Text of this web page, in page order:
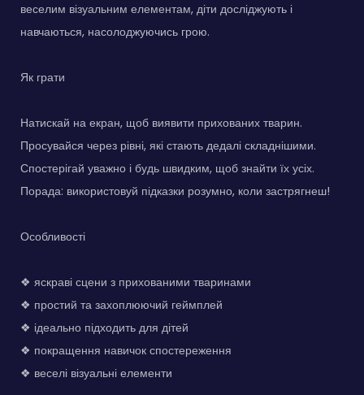
веселим візуальним елементам, діти досліджують і
навчаються, насолоджуючись грою.
Як грати
Натискай на екран, щоб виявити прихованих тварин.
Просувайся через рівні, які стають дедалі складнішими.
Спостерігай уважно і будь швидким, щоб знайти їх усіх.
Порада: використовуй підказки розумно, коли застрягнеш!
Особливості
❖ яскраві сцени з прихованими тваринами
❖ простий та захоплюючий геймплей
❖ ідеально підходить для дітей
❖ покращення навичок спостереження
❖ веселі візуальні елементи